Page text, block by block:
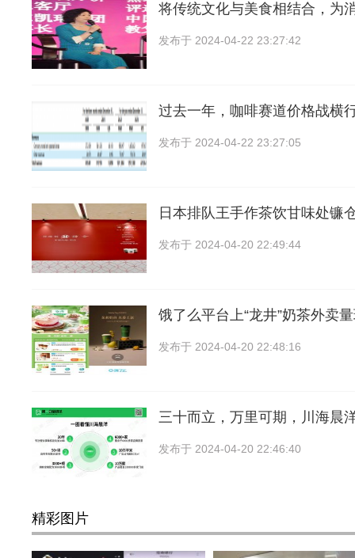
将传统文化与美食相结合，为
发布于 2024-04-22 23:27:42
过去一年，咖啡赛道价格战横
发布于 2024-04-22 23:27:05
日本排队王手作茶饮甘味处镰
发布于 2024-04-20 22:49:44
饿了么平台上“龙井”奶茶外卖
发布于 2024-04-20 22:48:16
三十而立，万里可期，川海晨
发布于 2024-04-20 22:46:40
精彩图片